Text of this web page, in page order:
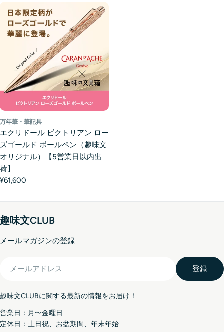
万年筆・筆記具
エクリドール ビクトリアン ロー
ズゴールド ボールペン（趣味文
オリジナル）【5営業日以内出
荷】
¥61,600
趣味文CLUB
メールマガジンの登録
ア
ド
レ
登録
趣味文CLUBに関する最新の情報をお届け！
営業日：月〜金曜日
定休日：土日祝、お盆期間、年末年始